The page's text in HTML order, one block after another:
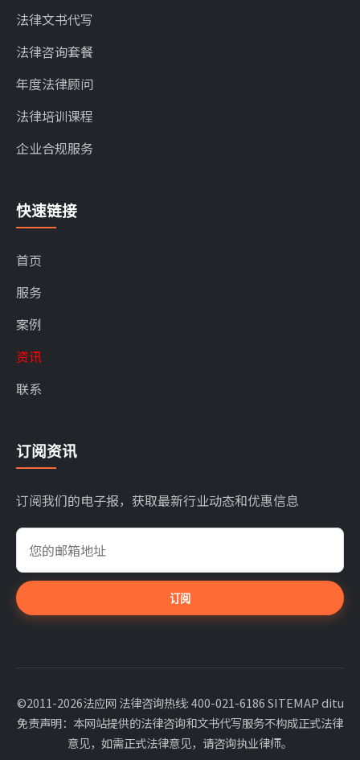
法律文书代写
法律咨询套餐
年度法律顾问
法律培训课程
企业合规服务
快速链接
首页
服务
案例
资讯
联系
订阅资讯
订阅我们的电子报，获取最新行业动态和优惠信息
订阅
©2011-2026法应网 法律咨询热线: 400-021-6186SITEMAPditu
免责声明：本网站提供的法律咨询和文书代写服务不构成正式法律
意见，如需正式法律意见，请咨询执业律师。